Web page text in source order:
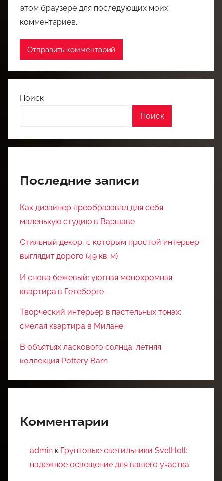
этом браузере для последующих моих
комментариев.
Поиск
Поиск
Последние записи
Как дизайнер преобразовал для себя
маленькую студию в Варшаве
Стильный декор, с которым простой интерьер
выглядит дорого (49 кв. м)
И снова бежевый: уютная монохромная
квартира в Гетеборге
Творческий интерьер в пастельных тонах:
смелая квартира в Милане
В объятьях ласкового солнца: летняя
коллекция Pottery Barn
Комментарии
admin к Грунтовые светильники SvetHoll:
надежное освещение для вашего участка